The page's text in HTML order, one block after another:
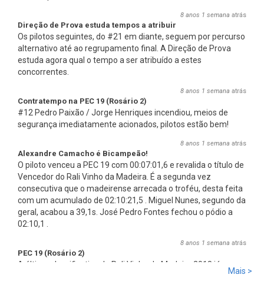
8 anos 1 semana atrás
Direção de Prova estuda tempos a atribuir
Os pilotos seguintes, do #21 em diante, seguem por percurso
alternativo até ao regrupamento final. A Direção de Prova
estuda agora qual o tempo a ser atribuído a estes
concorrentes.
8 anos 1 semana atrás
Contratempo na PEC 19 (Rosário 2)
#12 Pedro Paixão / Jorge Henriques incendiou, meios de
segurança imediatamente acionados, pilotos estão bem!
8 anos 1 semana atrás
Alexandre Camacho é Bicampeão!
O piloto venceu a PEC 19 com 00:07:01,6 e revalida o título de
Vencedor do Rali Vinho da Madeira. É a segunda vez
consecutiva que o madeirense arrecada o troféu, desta feita
com um acumulado de 02:10:21,5 . Miguel Nunes, segundo da
geral, acabou a 39,1s. José Pedro Fontes fechou o pódio a
02:10,1 .
8 anos 1 semana atrás
PEC 19 (Rosário 2)
A última classificativa do Rali Vinho da Madeira 2018 já
Mais >